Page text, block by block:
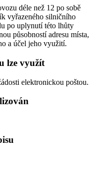
déle než 12 po sobě
vyřazeného silničního
po uplynutí této lhůty
působností adresu místa,
a účel jeho využití.
lze využít
elektronickou poštou.